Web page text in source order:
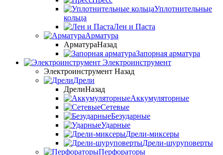
Уплотнительные
кольца
Лен и Паста
Арматура
АрматураНазад
Запорная арматура
Электроинструмент
Электроинструмент Назад
Дрели
ДрелиНазад
Аккумуляторные
Сетевые
Безударные
Ударные
Дрели-миксеры
Дрели-шуруповерты
Перфораторы